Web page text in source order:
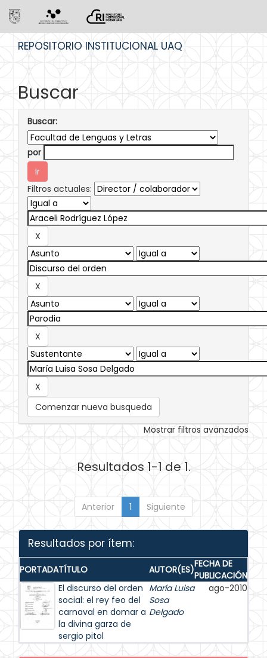
REPOSITORIO INSTITUCIONAL UAQ
Buscar
Buscar:
por
Filtros actuales:
Comenzar nueva busqueda
Mostrar filtros avanzados
Resultados 1-1 de 1.
Anterior 1 Siguiente
Resultados por ítem:
PORTADATÍTULO AUTOR(ES)FECHA DE
PUBLICACIÓN
El discurso del orden
social: el rey feo del
carnaval en domar a
la divina garza de
sergio pitol
María Luisa
Sosa
Delgado
ago-2010